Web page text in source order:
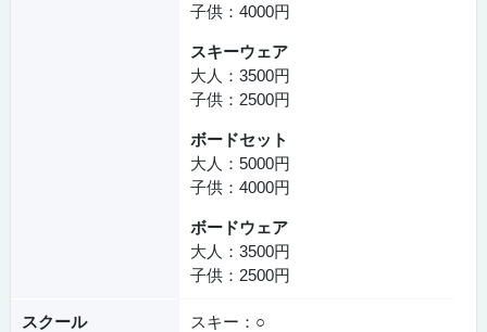
子供：4000円
スキーウェア
大人：3500円
子供：2500円
ボードセット
大人：5000円
子供：4000円
ボードウェア
大人：3500円
子供：2500円
スクール
スキー：○